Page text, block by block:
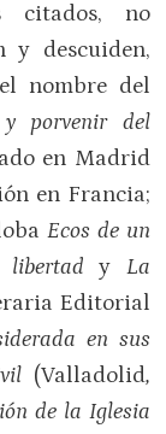
citados, no
y descuiden,
nombre del
y porvenir del
en Madrid
en Francia;
Ecos de un
libertady La
Editorial
en sus
(Valladolid,
de la Iglesia